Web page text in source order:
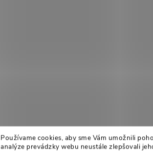
Používame cookies, aby sme Vám umožnili
analýze prevádzky webu neustále zlepšovali